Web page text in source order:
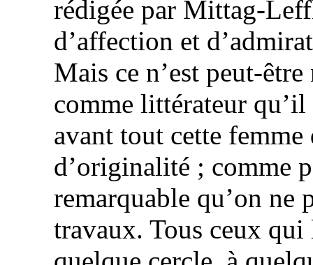
rédigée par Mittag-
d’affection et
Mais ce n’est peut-
comme littérateur
avant tout cette femme
d’originalité ; comme
remarquable qu’on ne
travaux. Tous ceux qui